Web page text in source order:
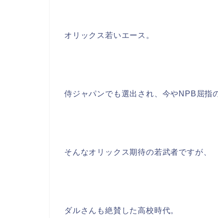
オリックス若いエース。
侍ジャパンでも選出され、今やNPB屈指
そんなオリックス期待の若武者ですが、
ダルさんも絶賛した高校時代。